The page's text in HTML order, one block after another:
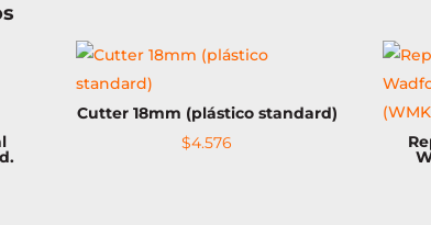
Cutter 18mm (plástico standard)
$4.576